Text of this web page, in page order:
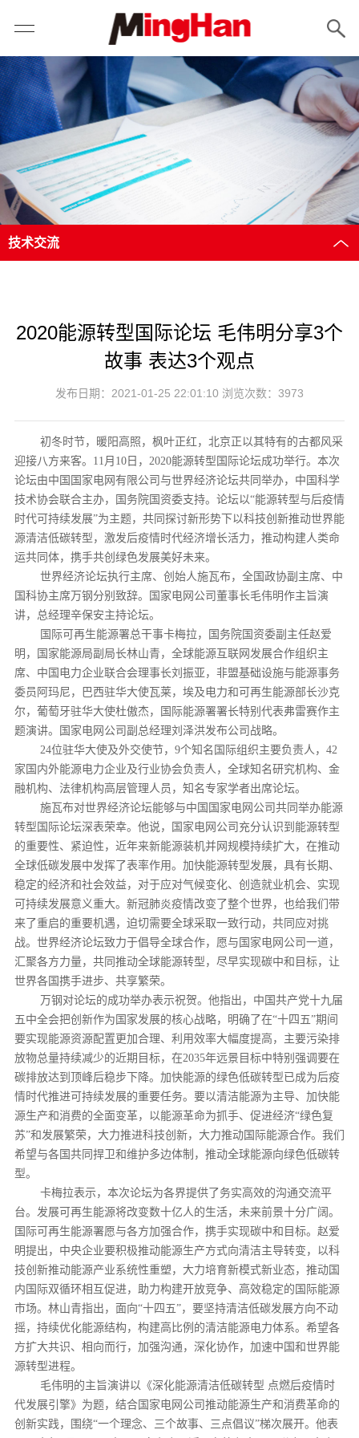
技术交流
2020能源转型国际论坛 毛伟明分享3个
故事 表达3个观点
发布日期：2021-01-25 22:01:10 浏览次数：3973
初冬时节，暖阳高照，枫叶正红，北京正以其特有的古都风采
迎接八方来客。11月10日，2020能源转型国际论坛成功举行。本次
论坛由中国国家电网有限公司与世界经济论坛共同举办，中国科学
技术协会联合主办，国务院国资委支持。论坛以“能源转型与后疫情
时代可持续发展”为主题，共同探讨新形势下以科技创新推动世界能
源清洁低碳转型，激发后疫情时代经济增长活力，推动构建人类命
运共同体，携手共创绿色发展美好未来。
世界经济论坛执行主席、创始人施瓦布，全国政协副主席、中
国科协主席万钢分别致辞。国家电网公司董事长毛伟明作主旨演
讲，总经理辛保安主持论坛。
国际可再生能源署总干事卡梅拉，国务院国资委副主任赵爱
明，国家能源局副局长林山青，全球能源互联网发展合作组织主
席、中国电力企业联合会理事长刘振亚，非盟基础设施与能源事务
委员阿玛尼，巴西驻华大使瓦莱，埃及电力和可再生能源部长沙克
尔，葡萄牙驻华大使杜傲杰，国际能源署署长特别代表弗雷赛作主
题演讲。国家电网公司副总经理刘泽洪发布公司战略。
24位驻华大使及外交使节，9个知名国际组织主要负责人，42
家国内外能源电力企业及行业协会负责人，全球知名研究机构、金
融机构、法律机构高层管理人员，知名专家学者出席论坛。
施瓦布对世界经济论坛能够与中国国家电网公司共同举办能源
转型国际论坛深表荣幸。他说，国家电网公司充分认识到能源转型
的重要性、紧迫性，近年来新能源装机并网规模持续扩大，在推动
全球低碳发展中发挥了表率作用。加快能源转型发展，具有长期、
稳定的经济和社会效益，对于应对气候变化、创造就业机会、实现
可持续发展意义重大。新冠肺炎疫情改变了整个世界，也给我们带
来了重启的重要机遇，迫切需要全球采取一致行动，共同应对挑
战。世界经济论坛致力于倡导全球合作，愿与国家电网公司一道，
汇聚各方力量，共同推动全球能源转型，尽早实现碳中和目标，让
世界各国携手进步、共享繁荣。
万钢对论坛的成功举办表示祝贺。他指出，中国共产党十九届
五中全会把创新作为国家发展的核心战略，明确了在“十四五”期间
要实现能源资源配置更加合理、利用效率大幅度提高，主要污染排
放物总量持续减少的近期目标，在2035年远景目标中特别强调要在
碳排放达到顶峰后稳步下降。加快能源的绿色低碳转型已成为后疫
情时代推进可持续发展的重要任务。要以清洁能源为主导、加快能
源生产和消费的全面变革，以能源革命为抓手、促进经济“绿色复
苏”和发展繁荣，大力推进科技创新，大力推动国际能源合作。我们
希望与各国共同捍卫和维护多边体制，推动全球能源向绿色低碳转
型。
卡梅拉表示，本次论坛为各界提供了务实高效的沟通交流平
台。发展可再生能源将改变数十亿人的生活，未来前景十分广阔。
国际可再生能源署愿与各方加强合作，携手实现碳中和目标。赵爱
明提出，中央企业要积极推动能源生产方式向清洁主导转变，以科
技创新推动能源产业系统性重塑，大力培育新模式新业态，推动国
内国际双循环相互促进，助力构建开放竞争、高效稳定的国际能源
市场。林山青指出，面向“十四五”，要坚持清洁低碳发展方向不动
摇，持续优化能源结构，构建高比例的清洁能源电力体系。希望各
方扩大共识、相向而行，加强沟通，深化协作，加速中国和世界能
源转型进程。
毛伟明的主旨演讲以《深化能源清洁低碳转型 点燃后疫情时
代发展引擎》为题，结合国家电网公司推动能源生产和消费革命的
创新实践，围绕“一个理念、三个故事、三点倡议”梯次展开。他表